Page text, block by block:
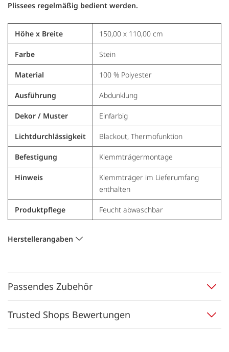
Plissees regelmäßig bedient werden.
Höhe x Breite 150,00 x 110,00 cm
Farbe Stein
Material 100 % Polyester
Ausführung Abdunklung
Dekor / Muster Einfarbig
Lichtdurchlässigkeit Blackout, Thermofunktion
Befestigung Klemmträgermontage
Hinweis
Klemmträger im Lieferumfang
enthalten
Produktpflege Feucht abwaschbar
Herstellerangaben
Passendes Zubehör
Trusted Shops Bewertungen